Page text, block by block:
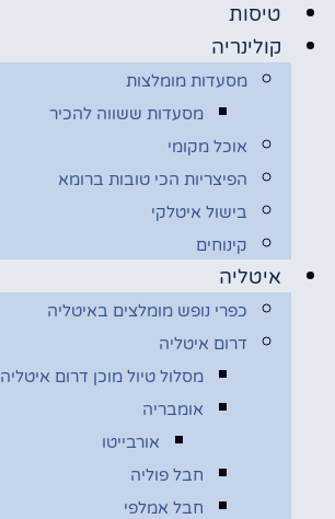
טיסות
קולינריה
מסעדות מומלצות
מסעדות ששווה להכיר
אוכל מקומי
הפיצריות הכי טובות ברומא
בישול איטלקי
קינוחים
איטליה
כפרי נופש מומלצים באיטליה
דרום איטליה
מסלול טיול מוכן דרום איטליה
אומבריה
אורבייטו
חבל פוליה
חבל אמלפי